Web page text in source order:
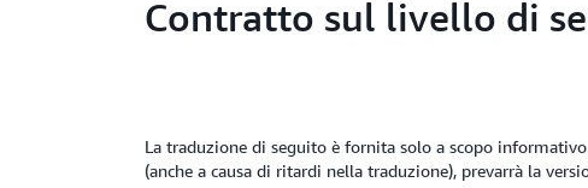
Contratto sul livello di
La traduzione di seguito è fornita solo a scopo
(anche a causa di ritardi nella traduzione), prevarrà la